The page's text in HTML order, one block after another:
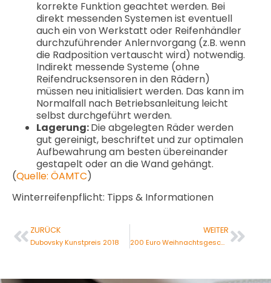
korrekte Funktion geachtet werden. Bei
direkt messenden Systemen ist eventuell
auch ein von Werkstatt oder Reifenhändler
durchzuführender Anlernvorgang (z.B. wenn
die Radposition vertauscht wird) notwendig.
Indirekt messende Systeme (ohne
Reifendrucksensoren in den Rädern)
müssen neu initialisiert werden. Das kann im
Normalfall nach Betriebsanleitung leicht
selbst durchgeführt werden.
Lagerung:Die abgelegten Räder werden
gut gereinigt, beschriftet und zur optimalen
Aufbewahrung am besten übereinander
gestapelt oder an die Wand gehängt.
(Quelle: ÖAMTC)
Winterreifenpflicht: Tipps & Informationen
ZURÜCK
Dubovsky Kunstpreis 2018
WEITER
200 Euro Weihnachtsgeschenk für dich